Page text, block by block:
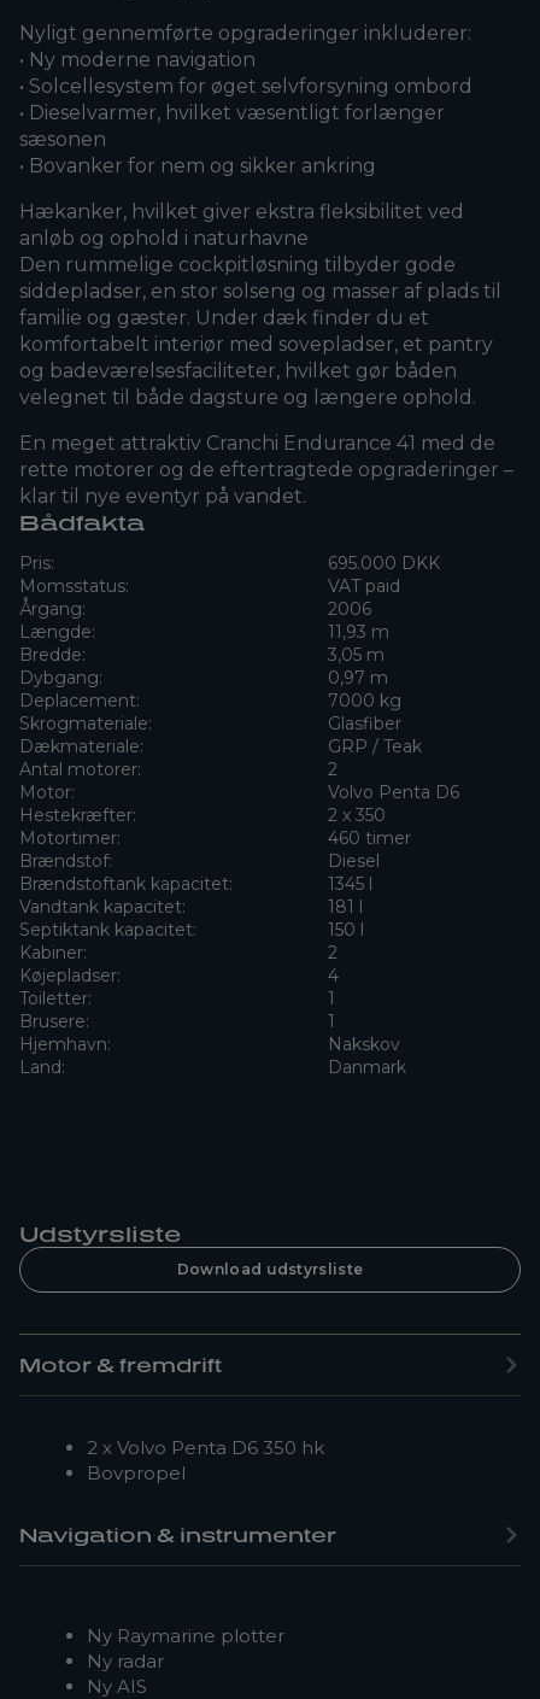
Nyligt gennemførte opgraderinger inkluderer:
• Ny moderne navigation
• Solcellesystem for øget selvforsyning ombord
• Dieselvarmer, hvilket væsentligt forlænger
sæsonen
• Bovanker for nem og sikker ankring
Hækanker, hvilket giver ekstra fleksibilitet ved
anløb og ophold i naturhavne
Den rummelige cockpitløsning tilbyder gode
siddepladser, en stor solseng og masser af plads til
familie og gæster. Under dæk finder du et
komfortabelt interiør med sovepladser, et pantry
og badeværelsesfaciliteter, hvilket gør båden
velegnet til både dagsture og længere ophold.
En meget attraktiv Cranchi Endurance 41 med de
rette motorer og de eftertragtede opgraderinger –
klar til nye eventyr på vandet.
Bådfakta
Pris:
695.000 DKK
Momsstatus:
VAT paid
Årgang:
2006
Længde:
11,93 m
Bredde:
3,05 m
Dybgang:
0,97 m
Deplacement:
7000 kg
Skrogmateriale:
Glasfiber
Dækmateriale:
GRP / Teak
Antal motorer:
2
Motor:
Volvo Penta D6
Hestekræfter:
2 x 350
Motortimer:
460 timer
Brændstof:
Diesel
Brændstoftank kapacitet:
1345 l
Vandtank kapacitet:
181 l
Septiktank kapacitet:
150 l
Kabiner:
2
Køjepladser:
4
Toiletter:
1
Brusere:
1
Hjemhavn:
Nakskov
Land:
Danmark
Udstyrsliste
Download udstyrsliste
Motor & fremdrift
2 x Volvo Penta D6 350 hk
Bovpropel
Navigation & instrumenter
Ny Raymarine plotter
Ny radar
Ny AIS